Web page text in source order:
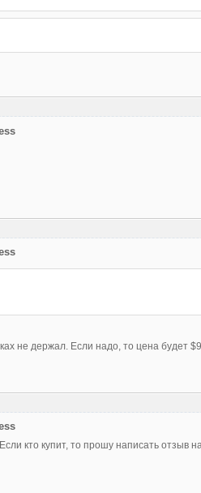
не держал. Если надо, то цена будет
кто купит, то прошу написать отзыв